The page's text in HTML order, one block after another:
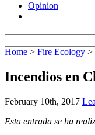
Opinion
Home > Fire Ecology >
Incendios en
February 10th, 2017
Esta entrada se ha